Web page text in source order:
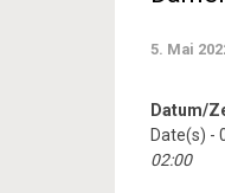
5. Mai
Datum/
Date(s) -
02:00